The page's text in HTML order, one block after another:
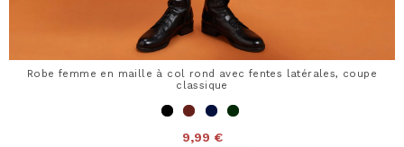
Robe femme en maille à col rond avec fentes latérales, coupe
classique
9,99 €